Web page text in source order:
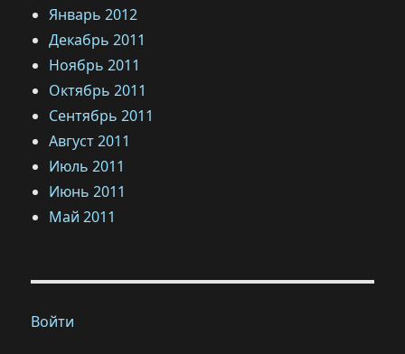
Январь 2012
Декабрь 2011
Ноябрь 2011
Октябрь 2011
Сентябрь 2011
Август 2011
Июль 2011
Июнь 2011
Май 2011
Войти